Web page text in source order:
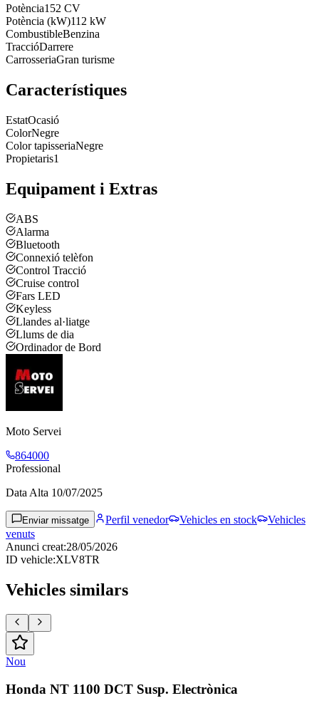
Potència152 CV
Potència (kW)112 kW
CombustibleBenzina
TraccióDarrere
CarrosseriaGran turisme
Característiques
EstatOcasió
ColorNegre
Color tapisseriaNegre
Propietaris1
Equipament i Extras
ABS
Alarma
Bluetooth
Connexió telèfon
Control Tracció
Cruise control
Fars LED
Keyless
Llandes al·liatge
Llums de dia
Ordinador de Bord
Moto Servei
864000
Professional
Data Alta 10/07/2025
Enviar missatge Perfil venedor Vehicles en stock
Vehicles
venuts
Anunci creat:28/05/2026
ID vehicle:XLV8TR
Vehicles similars
Nou
Honda NT 1100 DCT Susp. Electrònica